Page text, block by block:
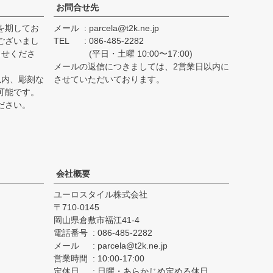
期してお
ざいまし
くださ
、彫刻な
です。
い。
お問合せ先
メール
parcela@t2k.ne.jp
TEL
086-485-2282
(平日・土曜 10:00〜17:00)
メールの返信につきましては、2営業日以内に
させていただいております。
会社概要
ユーロスタイル株式会社
710-0145
岡山県倉敷市福江41-4
電話番号
086-485-2282
メール
parcela@t2k.ne.jp
営業時間
10:00-17:00